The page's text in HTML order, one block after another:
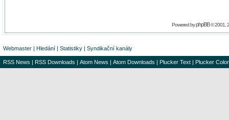
Powered byphpBB© 2001,
Webmaster | Hledání | Statistiky | Syndikační kanály
RSS News | RSS Downloads | Atom News | Atom Downloads | Plucker Text | Plucker Color